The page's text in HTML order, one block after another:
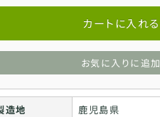
カートに入れる
お気に入りに追加
造地
鹿児島県